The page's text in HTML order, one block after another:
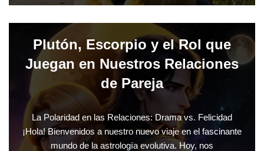
Plutón, Escorpio y el Rol que
Juegan en Nuestros Relaciones
de Pareja
La Polaridad en las Relaciones: Drama vs. Felicidad
¡Hola! Bienvenidos a nuestro nuevo viaje en el fascinante
mundo de la astrología evolutiva. Hoy, nos